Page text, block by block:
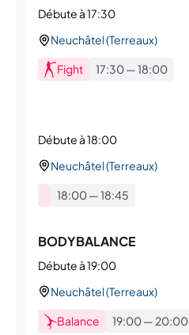
Débute à 17:30
Neuchâtel (Terreaux)
Fight 17:30—18:00
Débute à 18:00
Neuchâtel (Terreaux)
18:00—18:45
BODYBALANCE
Débute à 19:00
Neuchâtel (Terreaux)
Balance 19:00— 20:00